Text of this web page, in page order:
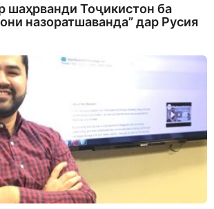
шаҳрванди Тоҷикистон ба
назоратшаванда” дар Русия